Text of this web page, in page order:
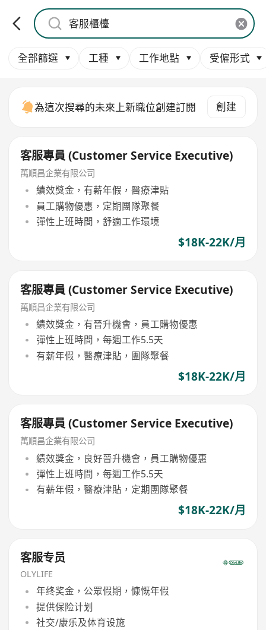
全部篩選 工種 工作地點 受僱形式
為這次搜尋的未來上新職位創建訂閱 創建
客服專員 (Customer Service Executive)
萬順昌企業有限公司
績效獎金，有薪年假，醫療津貼
員工購物優惠，定期團隊聚餐
彈性上班時間，舒適工作環境
$18K-22K/月
客服專員 (Customer Service Executive)
萬順昌企業有限公司
績效獎金，有晉升機會，員工購物優惠
彈性上班時間，每週工作5.5天
有薪年假，醫療津貼，團隊聚餐
$18K-22K/月
客服專員 (Customer Service Executive)
萬順昌企業有限公司
績效獎金，良好晉升機會，員工購物優惠
彈性上班時間，每週工作5.5天
有薪年假，醫療津貼，定期團隊聚餐
$18K-22K/月
客服专员
OLYLIFE
年终奖金，公眾假期，慷慨年假
提供保险计划
社交/康乐及体育设施